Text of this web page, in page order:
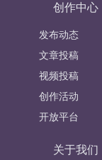
创作中心
发布动态
文章投稿
视频投稿
创作活动
开放平台
关于我们